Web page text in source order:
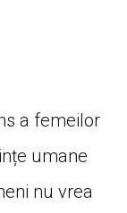
a femeilor
umane
nu vrea